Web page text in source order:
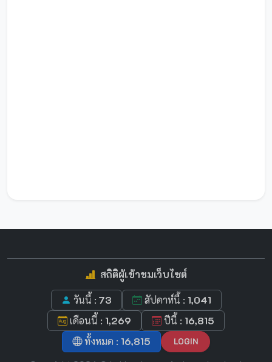
สถิติผู้เข้าชมเว็บไซต์
วันนี้ : 73 สัปดาห์นี้ : 1,041
เดือนนี้ : 1,269 ปีนี้ : 16,815
ทั้งหมด :16,815 LOGIN